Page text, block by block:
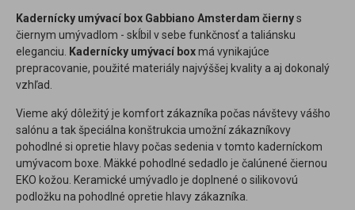
Kadernícky umývací box Gabbiano Amsterdam čiernys
čiernym umývadlom - skĺbil v sebe funkčnosť a taliánsku
eleganciu.
Kadernícky umývací boxmá vynikajúce
prepracovanie, použité materiály najvýššej kvality a aj dokonalý
vzhľad.
Vieme aký dôležitý je komfort zákazníka počas návštevy vášho
salónu a tak špeciálna konštrukcia umožní zákazníkovy
pohodlné si opretie hlavy počas sedenia v tomto kaderníckom
umývacom boxe. Mäkké pohodlné sedadlo je čalúnené čiernou
EKO kožou. Keramické umývadlo je doplnené o silikovovú
podložku na pohodlné opretie hlavy zákazníka.